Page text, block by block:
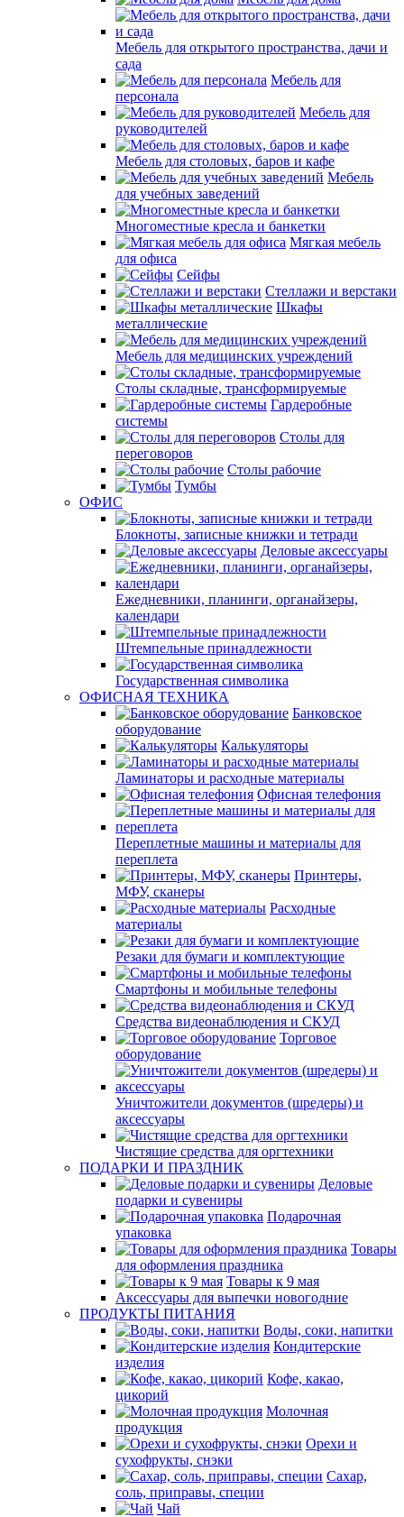
Мебель для открытого пространства, дачи и
сада
Мебель для
персонала
Мебель для
руководителей
Мебель для столовых, баров и кафе
Мебель
для учебных заведений
Многоместные кресла и банкетки
Мягкая мебель
для офиса
Сейфы
Стеллажи и верстаки
Шкафы
металлические
Мебель для медицинских учреждений
Столы складные, трансформируемые
Гардеробные
системы
Столы для
переговоров
Столы рабочие
Тумбы
ОФИС
Блокноты, записные книжки и тетради
Деловые аксессуары
Ежедневники, планинги, органайзеры,
календари
Штемпельные принадлежности
Государственная символика
ОФИСНАЯ ТЕХНИКА
Банковское
оборудование
Калькуляторы
Ламинаторы и расходные материалы
Офисная телефония
Переплетные машины и материалы для
переплета
Принтеры,
МФУ, сканеры
Расходные
материалы
Резаки для бумаги и комплектующие
Смартфоны и мобильные телефоны
Средства видеонаблюдения и СКУД
Торговое
оборудование
Уничтожители документов (шредеры) и
аксессуары
Чистящие средства для оргтехники
ПОДАРКИ И ПРАЗДНИК
Деловые
подарки и сувениры
Подарочная
упаковка
Товары
для оформления праздника
Товары к 9 мая
Аксессуары для выпечки новогодние
ПРОДУКТЫ ПИТАНИЯ
Воды, соки, напитки
Кондитерские
изделия
Кофе, какао,
цикорий
Молочная
продукция
Орехи и
сухофрукты, снэки
Сахар,
соль, приправы, специи
Чай